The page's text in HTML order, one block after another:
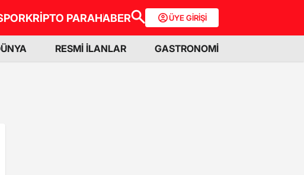
KRİPTO PARAHABER ÜYE GİRİŞİ
RESMİ İLANLAR GASTRONOMİ